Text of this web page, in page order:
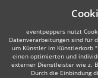
eventpeppers nutzt
Datenverarbeitungen sind für
um Künstler im Künstlerkorb
einen optimierten und
externer Dienstleister wie z.
Durch die Einbindung